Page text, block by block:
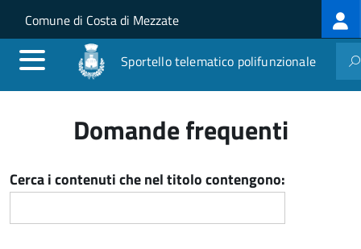
Salta al contenuto principale
Skip to site navigation
Comune di Costa di Mezzate
Sportello telematico polifunzionale
Domande frequenti
Cerca i contenuti che nel titolo contengono: